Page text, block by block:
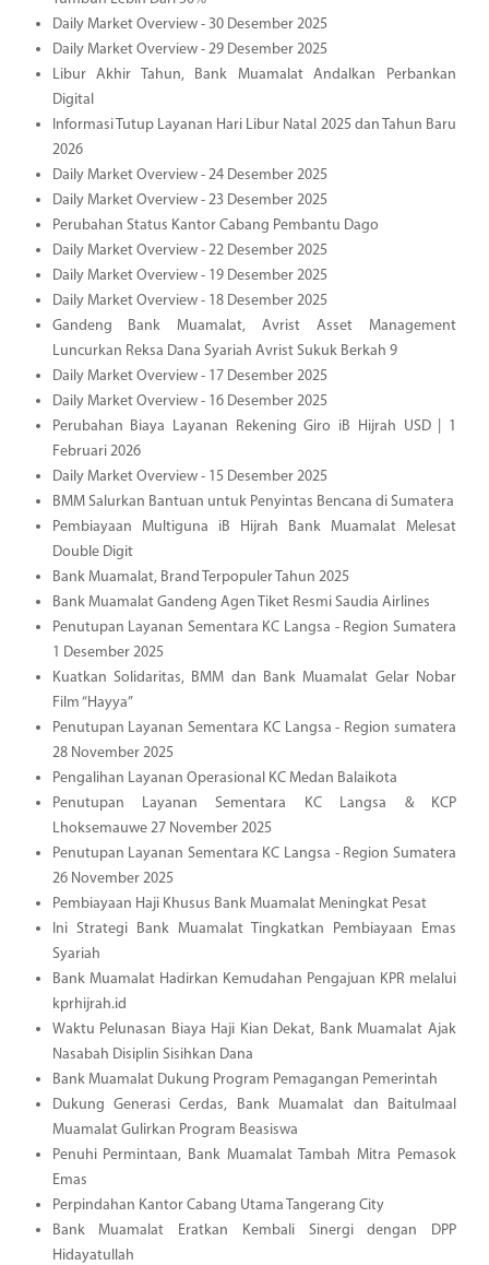
Daily Market Overview - 30 Desember 2025
Daily Market Overview - 29 Desember 2025
Libur Akhir Tahun, Bank Muamalat Andalkan Perbankan
Digital
Informasi Tutup Layanan Hari Libur Natal 2025 dan Tahun Baru
2026
Daily Market Overview - 24 Desember 2025
Daily Market Overview - 23 Desember 2025
Perubahan Status Kantor Cabang Pembantu Dago
Daily Market Overview - 22 Desember 2025
Daily Market Overview - 19 Desember 2025
Daily Market Overview - 18 Desember 2025
Gandeng Bank Muamalat, Avrist Asset Management
Luncurkan Reksa Dana Syariah Avrist Sukuk Berkah 9
Daily Market Overview - 17 Desember 2025
Daily Market Overview - 16 Desember 2025
Perubahan Biaya Layanan Rekening Giro iB Hijrah USD | 1
Februari 2026
Daily Market Overview - 15 Desember 2025
BMM Salurkan Bantuan untuk Penyintas Bencana di Sumatera
Pembiayaan Multiguna iB Hijrah Bank Muamalat Melesat
Double Digit
Bank Muamalat, Brand Terpopuler Tahun 2025
Bank Muamalat Gandeng Agen Tiket Resmi Saudia Airlines
Penutupan Layanan Sementara KC Langsa - Region Sumatera
1 Desember 2025
Kuatkan Solidaritas, BMM dan Bank Muamalat Gelar Nobar
Film “Hayya”
Penutupan Layanan Sementara KC Langsa - Region sumatera
28 November 2025
Pengalihan Layanan Operasional KC Medan Balaikota
Penutupan Layanan Sementara KC Langsa & KCP
Lhoksemauwe 27 November 2025
Penutupan Layanan Sementara KC Langsa - Region Sumatera
26 November 2025
Pembiayaan Haji Khusus Bank Muamalat Meningkat Pesat
Ini Strategi Bank Muamalat Tingkatkan Pembiayaan Emas
Syariah
Bank Muamalat Hadirkan Kemudahan Pengajuan KPR melalui
kprhijrah.id
Waktu Pelunasan Biaya Haji Kian Dekat, Bank Muamalat Ajak
Nasabah Disiplin Sisihkan Dana
Bank Muamalat Dukung Program Pemagangan Pemerintah
Dukung Generasi Cerdas, Bank Muamalat dan Baitulmaal
Muamalat Gulirkan Program Beasiswa
Penuhi Permintaan, Bank Muamalat Tambah Mitra Pemasok
Emas
Perpindahan Kantor Cabang Utama Tangerang City
Bank Muamalat Eratkan Kembali Sinergi dengan DPP
Hidayatullah